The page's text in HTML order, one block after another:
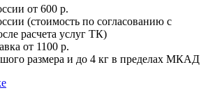
от 600 р.
(стоимость по согласованию с
расчета услуг ТК)
от 1100 р.
размера и до 4 кг в пределах МКАД